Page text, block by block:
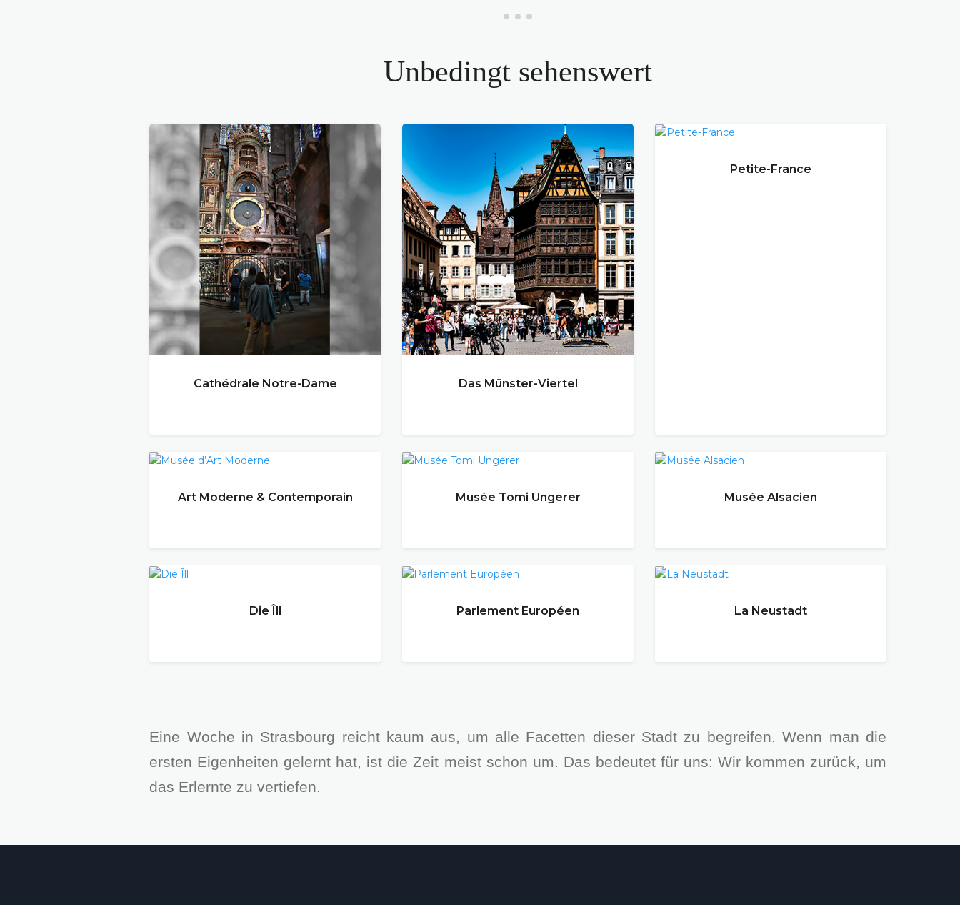
Unbedingt sehenswert
Cathédrale Notre-Dame Das Münster-Viertel
Petite-France
Art Moderne & Contemporain Musée Tomi Ungerer Musée Alsacien
Die Îll Parlement Européen La Neustadt
Eine Woche in Strasbourg reicht kaum aus, um alle Facetten dieser Stadt zu begreifen. Wenn man die
ersten Eigenheiten gelernt hat, ist die Zeit meist schon um. Das bedeutet für uns: Wir kommen zurück, um
das Erlernte zu vertiefen.